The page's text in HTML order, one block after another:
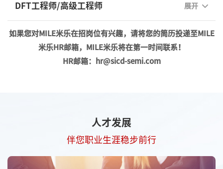
DFT工程师/高级工程师 展开
如果您对MILE米乐在招岗位有兴趣，请将您的简历投递至MILE
米乐HR邮箱，MILE米乐将在第一时间联系！
HR邮箱：hr@sicd-semi.com
人才发展
伴您职业生涯稳步前行